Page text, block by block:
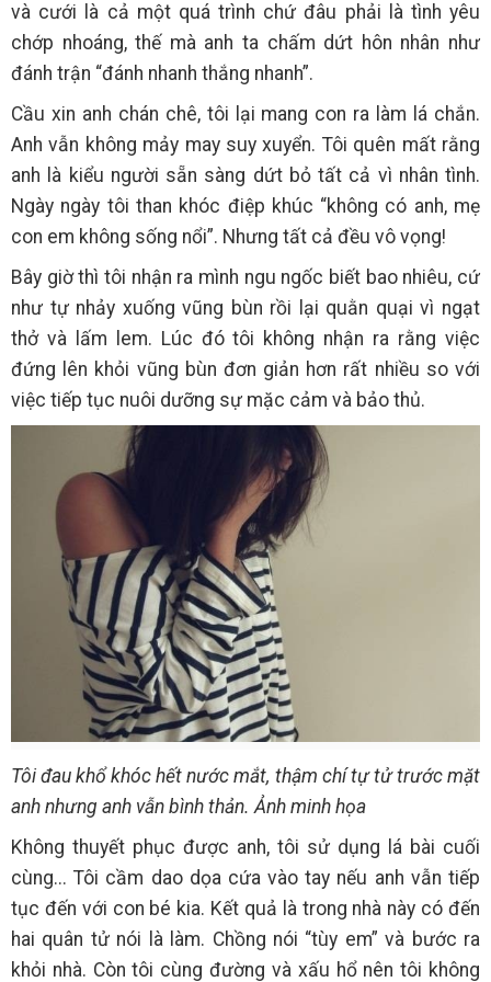
và cưới là cả một quá trình chứ đâu phải là tình yêu
chớp nhoáng, thế mà anh ta chấm dứt hôn nhân như
đánh trận “đánh nhanh thắng nhanh”.
Cầu xin anh chán chê, tôi lại mang con ra làm lá chắn.
Anh vẫn không mảy may suy xuyển. Tôi quên mất rằng
anh là kiểu người sẵn sàng dứt bỏ tất cả vì nhân tình.
Ngày ngày tôi than khóc điệp khúc “không có anh, mẹ
con em không sống nổi”. Nhưng tất cả đều vô vọng!
Bây giờ thì tôi nhận ra mình ngu ngốc biết bao nhiêu, cứ
như tự nhảy xuống vũng bùn rồi lại quằn quại vì ngạt
thở và lấm lem. Lúc đó tôi không nhận ra rằng việc
đứng lên khỏi vũng bùn đơn giản hơn rất nhiều so với
việc tiếp tục nuôi dưỡng sự mặc cảm và bảo thủ.
Tôi đau khổ khóc hết nước mắt, thậm chí tự tử trước mặt
anh nhưng anh vẫn bình thản. Ảnh minh họa
Không thuyết phục được anh, tôi sử dụng lá bài cuối
cùng... Tôi cầm dao dọa cứa vào tay nếu anh vẫn tiếp
tục đến với con bé kia. Kết quả là trong nhà này có đến
hai quân tử nói là làm. Chồng nói “tùy em” và bước ra
khỏi nhà. Còn tôi cùng đường và xấu hổ nên tôi không